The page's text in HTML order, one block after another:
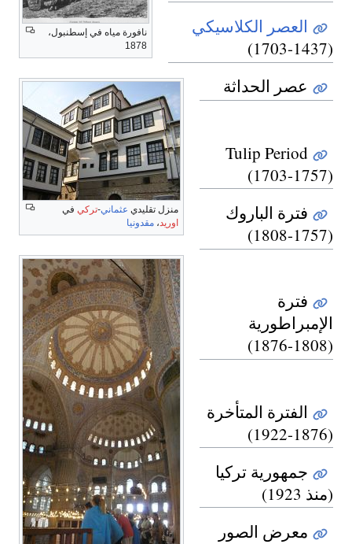
نافورة مياه في إسطنبول،
1878
منزل تقليدي عثماني-تركي في
اوريد، مقدونيا
العصر الكلاسيكي
(1437-1703)
عصر الحداثة
Tulip Period
(1703-1757)
فترة الباروك
(1757-1808)
فترة
الإمبراطورية
(1808-1876)
الفترة المتأخرة
(1876-1922)
جمهورية تركيا
(منذ 1923)
معرض الصور